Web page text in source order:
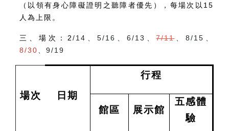
（以領有身心障礙證明之聽障者優先），每場次以 15
人為上限。
三、場次：2/14 、5/16 6/13 、7/11、8/15
8/30
9/19
場次 日期
行程
館區 展示館
五感體
驗